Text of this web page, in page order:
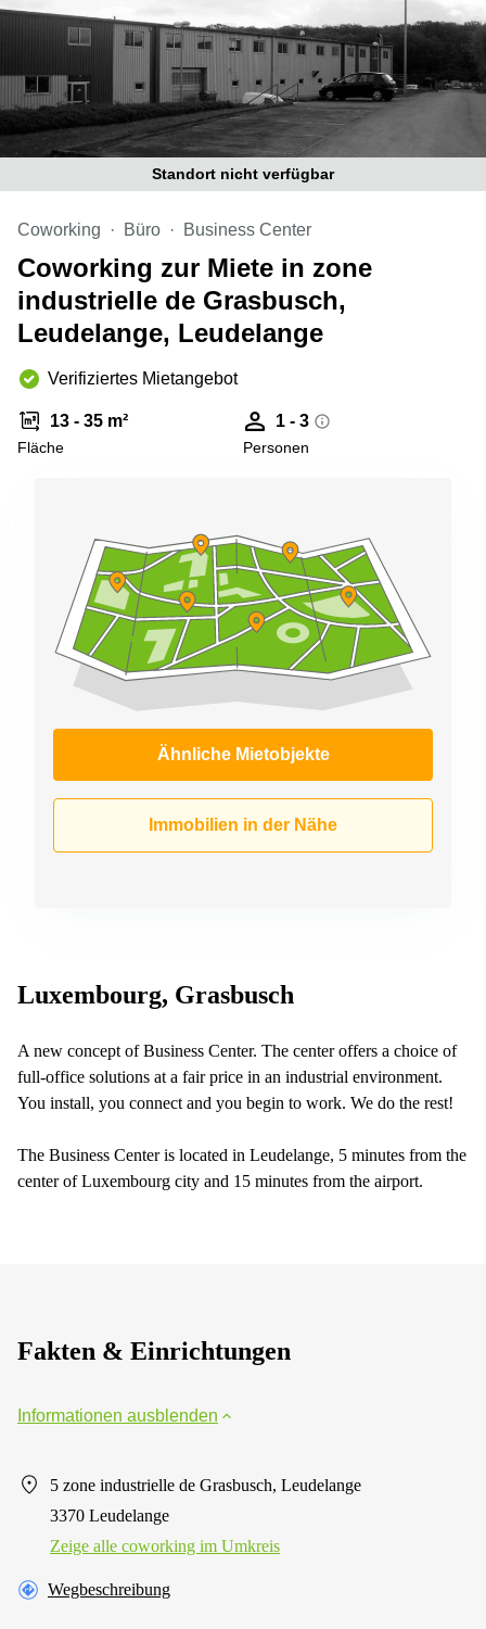
Bureaux
Luxembourg
d’affaires
Bertrange
Centres
Esch-
Centres
d’affaires
Sandweiler
Standort nicht verfügbar
Coworking Büro Business Center
Coworking zur Miete in zone
industrielle de Grasbusch,
Leudelange, Leudelange
Verifiziertes Mietangebot
13 - 35 m²
Fläche
1 - 3
Personen
Ähnliche Mietobjekte
Immobilien in der Nähe
Luxembourg, Grasbusch
A new concept of Business Center. The center offers a choice of
full-office solutions at a fair price in an industrial environment.
You install, you connect and you begin to work. We do the rest!
The Business Center is located in Leudelange, 5 minutes from the
center of Luxembourg city and 15 minutes from the airport.
Fakten & Einrichtungen
Informationen ausblenden
5 zone industrielle de Grasbusch, Leudelange
3370 Leudelange
Zeige alle сoworking im Umkreis
Wegbeschreibung